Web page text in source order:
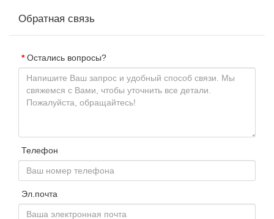
Обратная связь
Остались вопросы?
Телефон
Эл.почта